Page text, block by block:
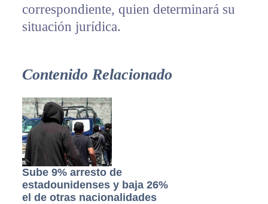
correspondiente, quien determinará su
situación jurídica.
Contenido Relacionado
Sube 9% arresto de
estadounidenses y baja 26%
el de otras nacionalidades